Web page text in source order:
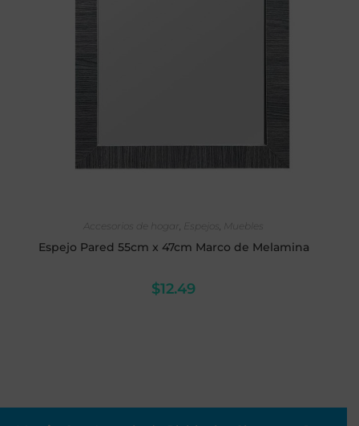
Accesorios de hogar
Espejos Muebles
Espejo Pared 55cm x 47cm Marco de Melamina
$12.49